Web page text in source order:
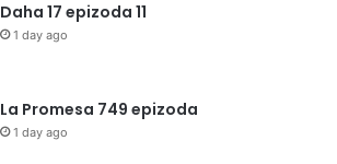
Daha 17 epizoda 11
1 day ago
La Promesa 749 epizoda
1 day ago